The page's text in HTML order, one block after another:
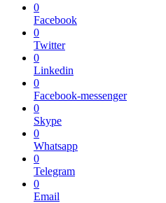
0
Facebook
0
Twitter
0
Linkedin
0
Facebook-messenger
0
Skype
0
Whatsapp
0
Telegram
0
Email